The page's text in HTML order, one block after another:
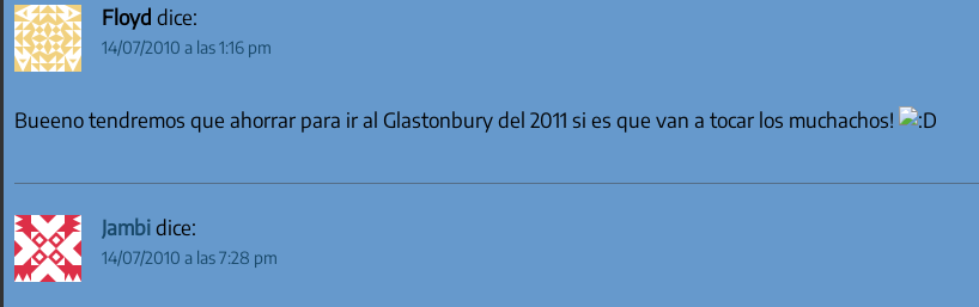
Floyd dice:
14/07/2010 a las 1:16 pm
Bueeno tendremos que ahorrar para ir al Glastonbury del 2011 si es que van a tocar los muchachos!
Jambidice:
14/07/2010 a las 7:28 pm